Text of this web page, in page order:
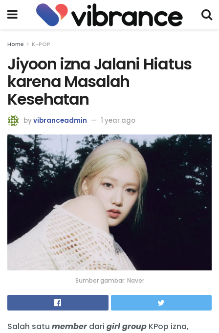
Home K-POP
Jiyoon izna Jalani Hiatus
karena Masalah
Kesehatan
byvibranceadmin 1 year ago
Sumber gambar: Naver
Salah satu memberdari girl group KPop izna,